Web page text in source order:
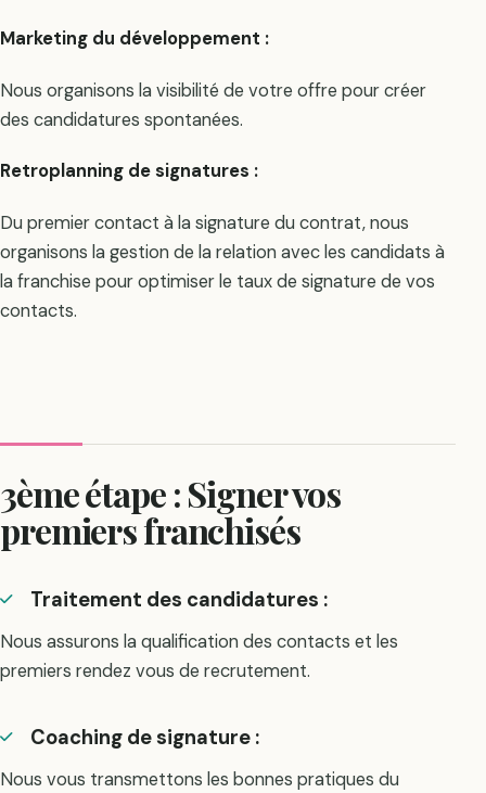
Marketing du développement :
Nous organisons la visibilité de votre offre pour créer
des candidatures spontanées.
Retroplanning de signatures :
Du premier contact à la signature du contrat, nous
organisons la gestion de la relation avec les candidats à
la franchise pour optimiser le taux de signature de vos
contacts.
3ème étape : Signer vos
premiers franchisés
Traitement des candidatures :
Nous assurons la qualification des contacts et les
premiers rendez vous de recrutement.
Coaching de signature :
Nous vous transmettons les bonnes pratiques du